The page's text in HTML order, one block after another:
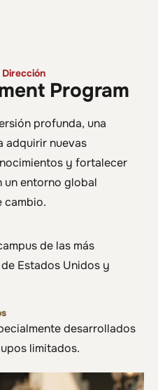
Program
profunda, una
adquirir nuevas
y fortalecer
un entorno global
cambio.
de las más
Estados Unidos y
desarrollados
limitados.